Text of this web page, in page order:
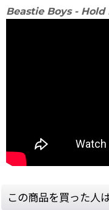
Beastie Boys -
この商品を買った人